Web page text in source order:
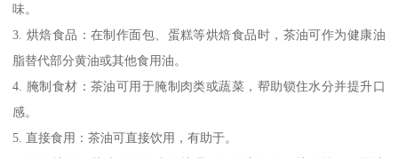
味。
3. 烘焙食品：在制作面包、蛋糕等烘焙食品时，茶油可作为健康油
脂替代部分黄油或其他食用油。
4. 腌制食材：茶油可用于腌制肉类或蔬菜，帮助锁住水分并提升口
感。
5. 直接食用：茶油可直接饮用，有助于。